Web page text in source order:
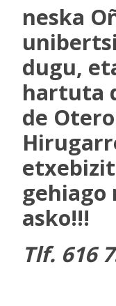
neska
dugu,
hartuta
de
gehiago
asko!!!
Tlf. 616